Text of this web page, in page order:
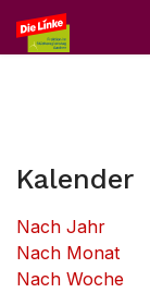
Kalender
Nach Jahr
Nach Monat
Nach Woche